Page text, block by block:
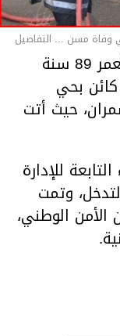
وفاة مسن ... التفاصيل
توفي يوم أمس مسن يبلغ من العمر 89 سنة
بحي
حيث أتت
للإدارة
وتمت
الأمن الوطني،